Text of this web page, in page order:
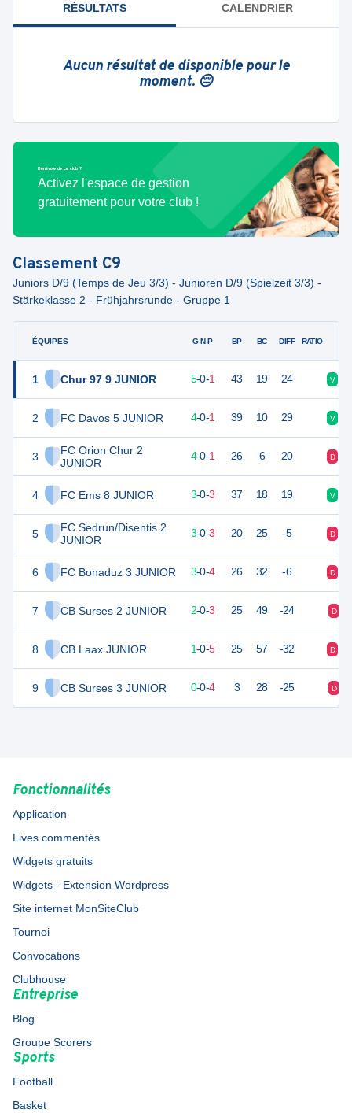
RÉSULTATS CALENDRIER
Aucun résultat de disponible pour le
moment. 😔
Bénévole de ce club ?
Activez l'espace de gestion
gratuitement pour votre club !
Classement C9
Juniors D/9 (Temps de Jeu 3/3) - Junioren D/9 (Spielzeit 3/3) -
Stärkeklasse 2 - Frühjahrsrunde - Gruppe 1
ÉQUIPES
1 Chur 97 9 JUNIOR
2 FC Davos 5 JUNIOR
3
FC Orion Chur 2
JUNIOR
4 FC Ems 8 JUNIOR
5
FC Sedrun/Disentis 2
JUNIOR
6 FC Bonaduz 3 JUNIOR
7 CB Surses 2 JUNIOR
8 CB Laax JUNIOR
9 CB Surses 3 JUNIOR
G-N-P BP BC DIFF RATIO
15 5-0-1 43 19 24 V
12 4-0-1 39 10 29 V
12 4-0-1 26 6 20 D
9 3-0-3 37 18 19 V
9 3-0-3 20 25 -5 D
9 7 3-0-4 26 32 -6 D
6 2-0-3 25 49 -24 D
3 1-0-5 25 57 -32 D
0 0-0-4 3 28 -25 D
Fonctionnalités
Application
Lives commentés
Widgets gratuits
Widgets - Extension Wordpress
Site internet MonSiteClub
Tournoi
Convocations
Clubhouse
Entreprise
Blog
Groupe Scorers
Sports
Football
Basket